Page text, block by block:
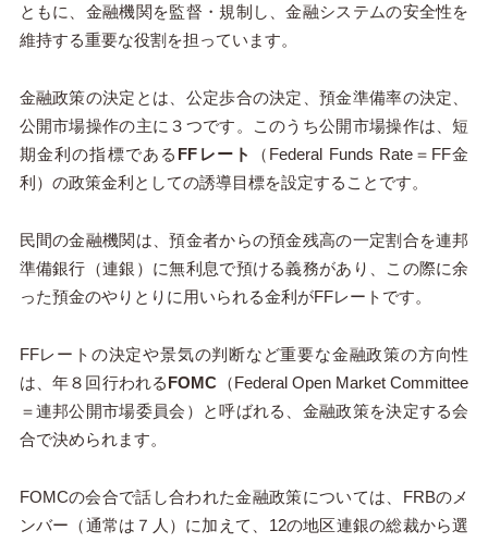
ともに、金融機関を監督・規制し、金融システムの安全性を
維持する重要な役割を担っています。
金融政策の決定とは、公定歩合の決定、預金準備率の決定、
公開市場操作の主に３つです。このうち公開市場操作は、短
期金利の指標である FFレート
（Federal Funds Rate＝FF金
利）の政策金利としての誘導目標を設定することです。
民間の金融機関は、預金者からの預金残高の一定割合を連邦
準備銀行（連銀）に無利息で預ける義務があり、この際に余
った預金のやりとりに用いられる金利がFFレートです。
FFレートの決定や景気の判断など重要な金融政策の方向性
は、年８回行われるFOMC （Federal Open Market Committee
＝連邦公開市場委員会）と呼ばれる、金融政策を決定する会
合で決められます。
FOMCの会合で話し合われた金融政策については、FRBのメ
ンバー（通常は７人）に加えて、12の地区連銀の総裁から選